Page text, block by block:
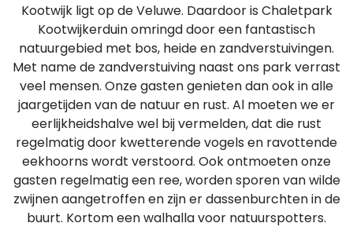
Kootwijk ligt op de Veluwe. Daardoor is Chaletpark
Kootwijkerduin omringd door een fantastisch
natuurgebied met bos, heide en zandverstuivingen.
Met name de zandverstuiving naast ons park verrast
veel mensen. Onze gasten genieten dan ook in alle
jaargetijden van de natuur en rust. Al moeten we er
eerlijkheidshalve wel bij vermelden, dat die rust
regelmatig door kwetterende vogels en ravottende
eekhoorns wordt verstoord. Ook ontmoeten onze
gasten regelmatig een ree, worden sporen van wilde
zwijnen aangetroffen en zijn er dassenburchten in de
buurt. Kortom een walhalla voor natuurspotters.